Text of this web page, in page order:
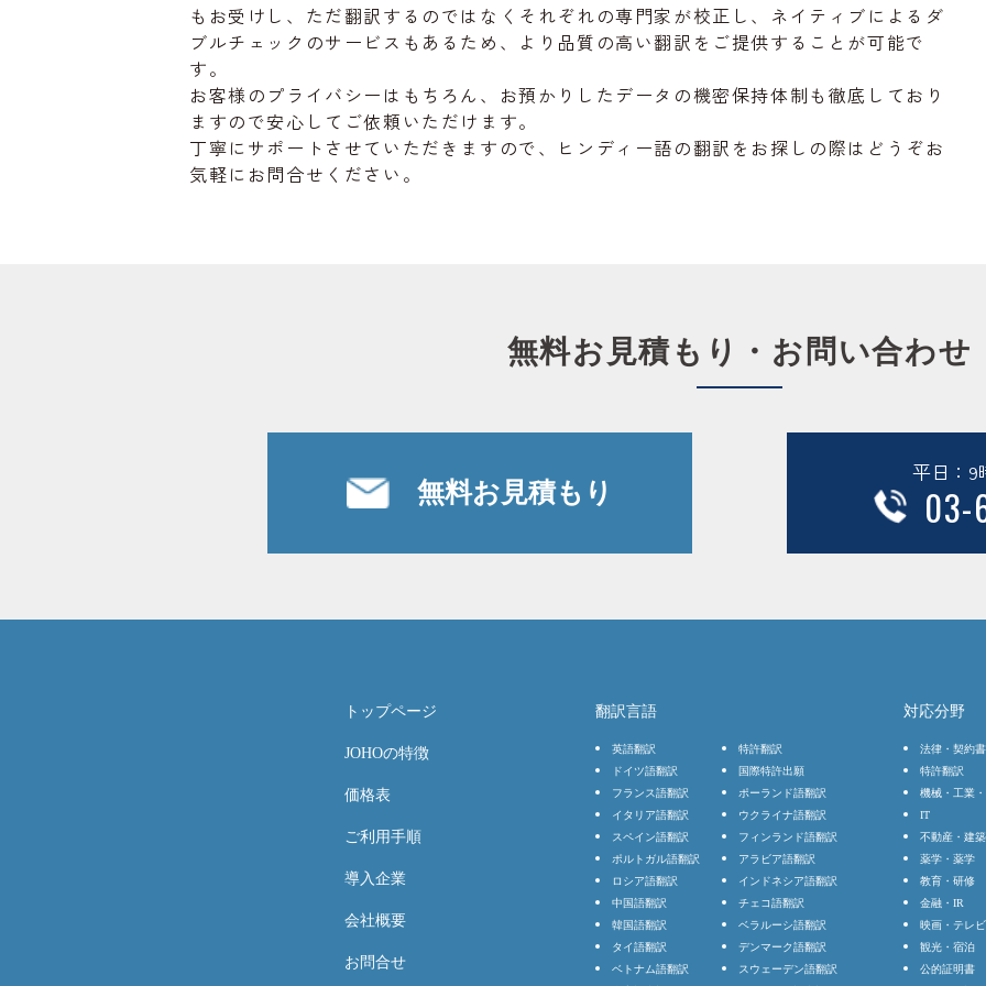
もお受けし、ただ翻訳するのではなくそれぞれの専門家が校正し、ネイティブによるダ
ブルチェックのサービスもあるため、より品質の高い翻訳をご提供することが可能で
す。
お客様のプライバシーはもちろん、お預かりしたデータの機密保持体制も徹底しており
ますので安心してご依頼いただけます。
丁寧にサポートさせていただきますので、ヒンディー語の翻訳をお探しの際はどうぞお
気軽にお問合せください。
無料お見積もり・お問い合わせ
無料お見積もり
平日：9
03-
トップページ
JOHOの特徴
価格表
ご利用手順
導入企業
会社概要
お問合せ
翻訳言語
英語翻訳
ドイツ語翻訳
フランス語翻訳
イタリア語翻訳
スペイン語翻訳
ポルトガル語翻訳
ロシア語翻訳
中国語翻訳
韓国語翻訳
タイ語翻訳
ベトナム語翻訳
特許翻訳
国際特許出願
ポーランド語翻訳
ウクライナ語翻訳
フィンランド語翻訳
アラビア語翻訳
インドネシア語翻訳
チェコ語翻訳
ベラルーシ語翻訳
デンマーク語翻訳
スウェーデン語翻訳
対応分野
法律・契約書
特許翻訳
機械・工業
IT
不動産・建築
薬学・薬学
教育・研修
金融・IR
映画・テレビ
観光・宿泊
公的証明書